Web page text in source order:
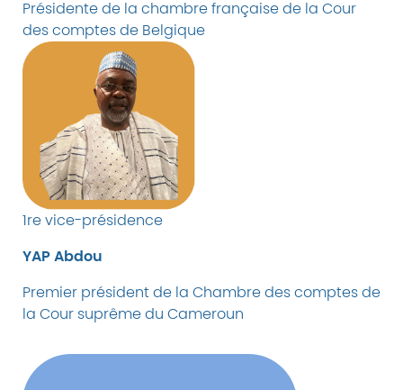
Présidente de la chambre française de la Cour
des comptes de Belgique
1re vice-présidence
YAP Abdou
Premier président de la Chambre des comptes de
la Cour suprême du Cameroun